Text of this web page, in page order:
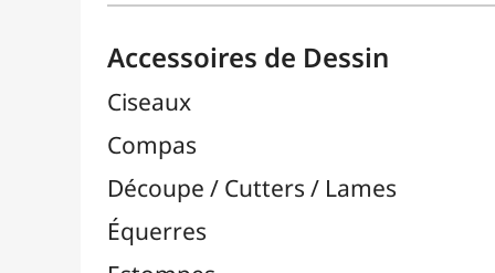
Découpe / Cutters / Lames
Estompes
Gommes 
Crayons-Gommes
Gommes Abrasives
Gommes Classiques
Gommes Électriques & Recharges